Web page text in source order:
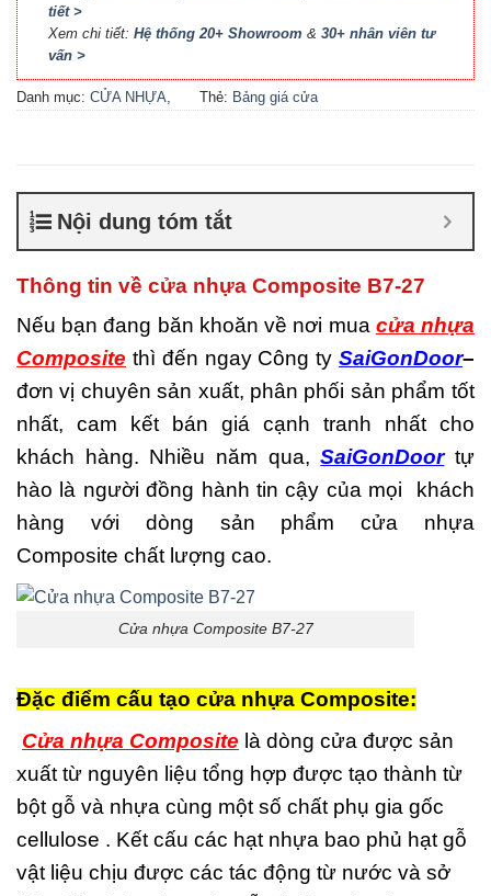
tiết >
Xem chi tiết: Hệ thống 20+ Showroom & 30+ nhân viên tư
vấn >
Danh mục: CỬA NHỰA,
Thẻ: Bảng giá cửa
nhiêu
là gì,
TPHCM,Cửa nhựa gỗ
Đánh giá cửa nhựa
composite
Địa chỉ bán cửa
Nhược điểm của nhựa
composite
Nơi bán cửa
nhựa Composite,
cửa nhựa Composite uy tín
Sản xuất cửa nhựa
Nội dung tóm tắt
Thông tin về cửa nhựa Composite B7-27
Nếu bạn đang băn khoăn về nơi mua cửa nhựa
Composite thì đến ngay Công ty SaiGonDoor–
đơn vị chuyên sản xuất, phân phối sản phẩm tốt
nhất, cam kết bán giá cạnh tranh nhất cho
khách hàng. Nhiều năm qua,SaiGonDoortự
hào là người đồng hành tin cậy của mọi khách
hàng với dòng sản phẩm cửa nhựa
Composite chất lượng cao.
Cửa nhựa Composite B7-27
Đặc điểm cấu tạo cửa nhựa Composite:
Cửa nhựa Composite là dòng cửa được sản
xuất từ nguyên liệu tổng hợp được tạo thành từ
bột gỗ và nhựa cùng một số chất phụ gia gốc
cellulose . Kết cấu các hạt nhựa bao phủ hạt gỗ
vật liệu chịu được các tác động từ nước và sở